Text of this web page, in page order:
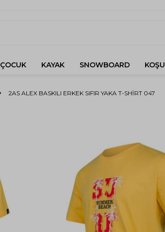
ÇOCUK KAYAK SNOWBOARD KOŞU
2AS ALEX BASKILI ERKEK SIFIR YAKA T-SHIRT 047